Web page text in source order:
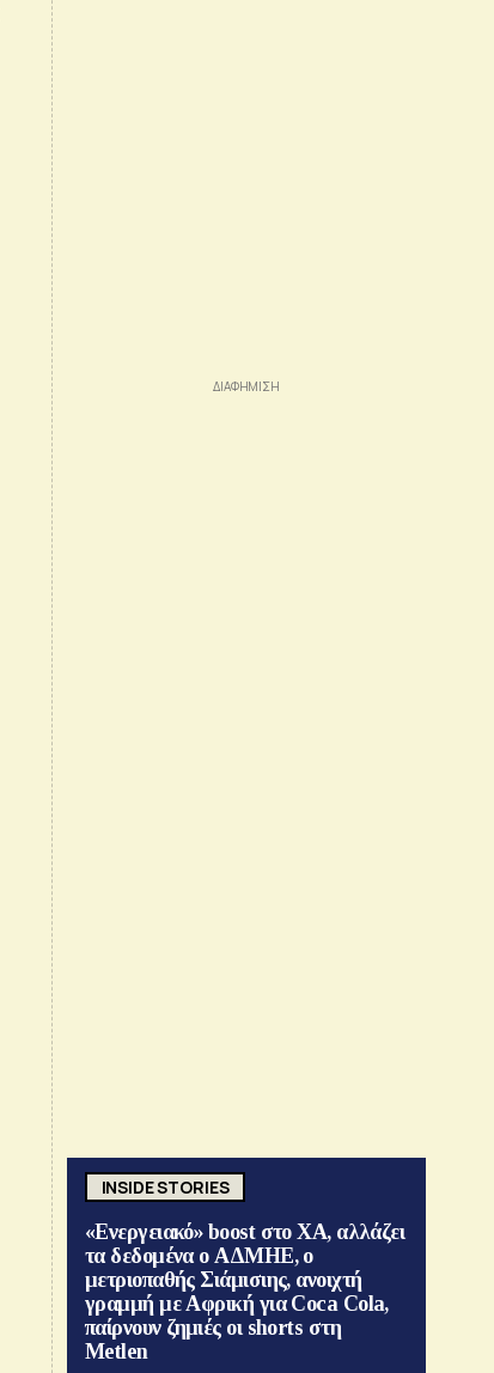
INSIDE STORIES
«Ενεργειακό» boost στο ΧΑ, αλλάζει
τα δεδομένα ο ΑΔΜΗΕ, ο
μετριοπαθής Σιάμισιης, ανοιχτή
γραμμή με Αφρική για Coca Cola,
παίρνουν ζημιές οι shorts στη
Metlen